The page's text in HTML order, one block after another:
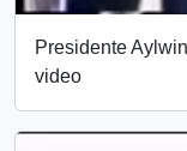
Presidente
video